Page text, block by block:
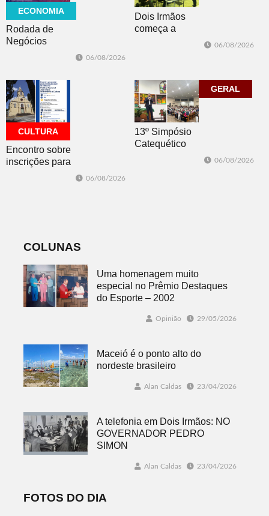
ECONOMIA
Rodada de
Negócios
Dois Irmãos
06/08/2026
Dois Irmãos
começa a
06/08/2026
CULTURA
Encontro sobre
inscrições para
06/08/2026
GERAL
13º Simpósio
Catequético
06/08/2026
COLUNAS
Uma homenagem muito
especial no Prêmio Destaques
do Esporte – 2002
Opinião 29/05/2026
Maceió é o ponto alto do
nordeste brasileiro
Alan Caldas 23/04/2026
A telefonia em Dois Irmãos: NO
GOVERNADOR PEDRO
SIMON
Alan Caldas 23/04/2026
FOTOS DO DIA